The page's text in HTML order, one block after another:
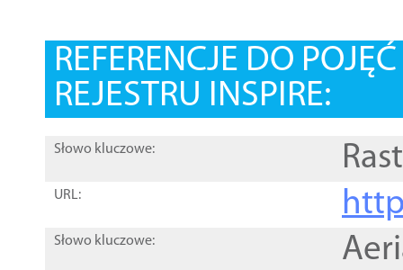
REFERENCJE DO
REJESTRU INSPIRE:
Słowo kluczowe:
URL:
Słowo kluczowe: